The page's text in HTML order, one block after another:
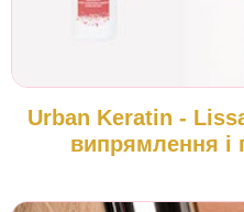
Urban Keratin -
випрямлення і